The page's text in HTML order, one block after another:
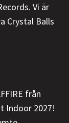
Vi är
Crystal Balls
från
Indoor 2027!